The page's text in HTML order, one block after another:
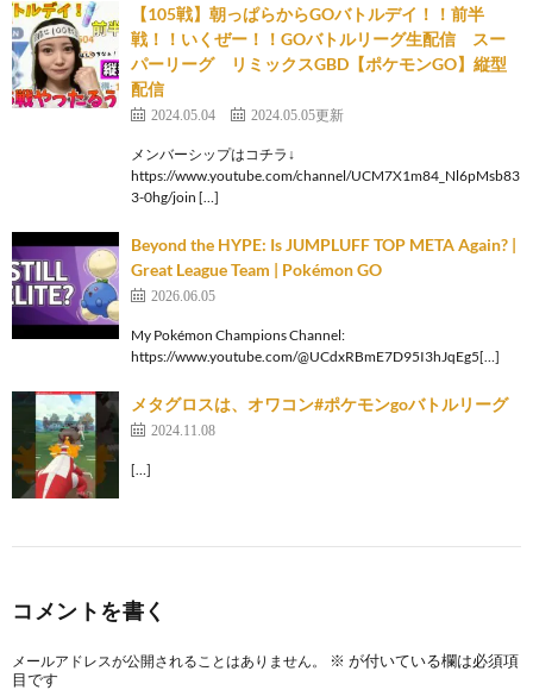
【105戦】朝っぱらからGOバトルデイ！！前半
戦！！いくぜー！！GOバトルリーグ生配信 スー
パーリーグ リミックスGBD【ポケモンGO】縦型
配信
2024.05.04 2024.05.05更新
メンバーシップはコチラ↓
https://www.youtube.com/channel/UCM7X1m84_Nl6pMsb83
3-0hg/join […]
Beyond the HYPE: Is JUMPLUFF TOP META Again? |
Great League Team | Pokémon GO
2026.06.05
My Pokémon Champions Channel:
https://www.youtube.com/@UCdxRBmE7D95I3hJqEg5[…]
メタグロスは、オワコン#ポケモンgoバトルリーグ
2024.11.08
[…]
コメントを書く
メールアドレスが公開されることはありません。 ※ が付いている欄は必須項
目です